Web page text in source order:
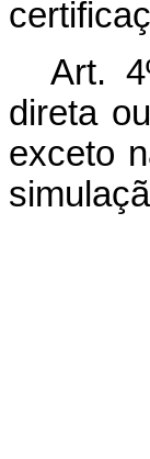
Art.
direta
exceto
simu açã